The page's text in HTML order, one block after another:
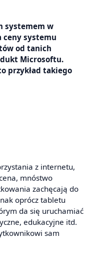
systemem w
ceny systemu
od tanich
Microsoftu.
przykład takiego
z internetu,
mnóstwo
zachęcają do
oprócz tabletu
da się uruchamiać
edukacyjne itd.
sam